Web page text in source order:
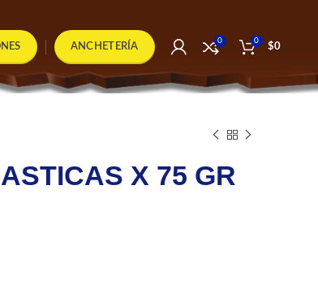
ANCHETERÍA
0 0
$0
X 75 GR